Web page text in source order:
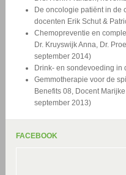
De oncologie patiënt in de
docenten Erik Schut &
Chemopreventie en
Dr. Kruyswijk Anna, Dr.
september 2014)
Drink- en sondevoeding in
Gemmotherapie voor de
Benefits 08, Docent
september 2013)
FACEBOOK